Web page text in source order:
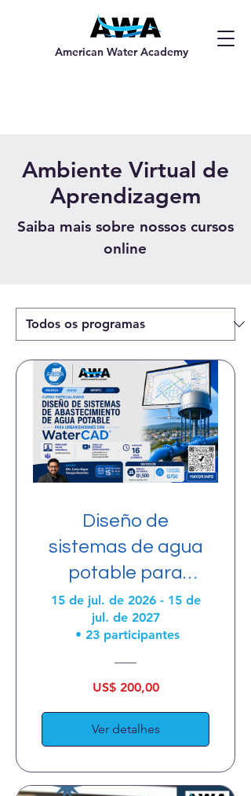
American Water Academy
Ambiente Virtual de
Aprendizagem
Saiba mais sobre nossos cursos
online
Diseño de
sistemas de agua
potable para
urbanizaciones
con
15 de jul. de 2026 - 15 de
jul. de 2027
• 23 participantes
US$ 200,00
Ver detalhes